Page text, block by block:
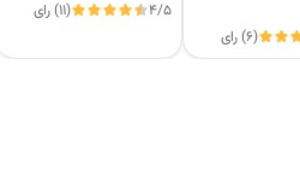
(6) رای
4/5 (11) رای